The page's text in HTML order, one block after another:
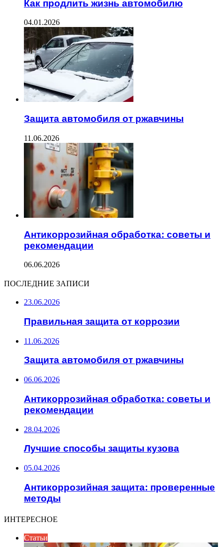
Как продлить жизнь автомобилю
04.01.2026
Защита автомобиля от ржавчины
11.06.2026
Антикоррозийная обработка: советы и
рекомендации
06.06.2026
ПОСЛЕДНИЕ ЗАПИСИ
23.06.2026
Правильная защита от коррозии
11.06.2026
Защита автомобиля от ржавчины
06.06.2026
Антикоррозийная обработка: советы и
рекомендации
28.04.2026
Лучшие способы защиты кузова
05.04.2026
Антикоррозийная защита: проверенные
методы
ИНТЕРЕСНОЕ
Статьи